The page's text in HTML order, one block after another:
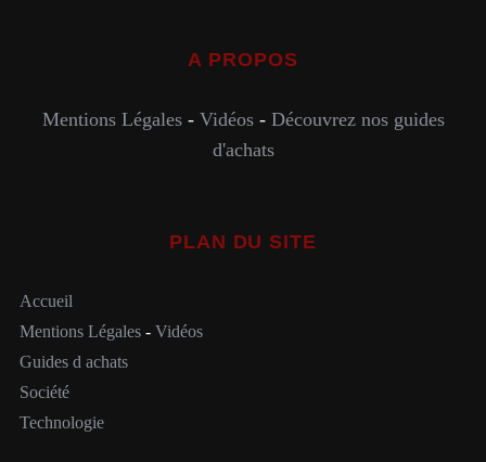
A PROPOS
Mentions Légales- Vidéos- Découvrez nos guides
d'achats
PLAN DU SITE
Accueil
Mentions Légales- Vidéos
Guides d achats
Société
Technologie